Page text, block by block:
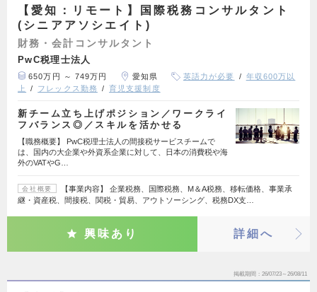
【愛知：リモート】国際税務コンサルタント
(シニアアソシエイト)
財務・会計コンサルタント
PwC税理士法人
650万円 ～ 749万円 愛知県 英語力が必要
年収600万以
上
フレックス勤務 育児支援制度
新チーム立ち上げポジション／ワークライ
フバランス◎／スキルを活かせる
【職務概要】 PwC税理士法人の間接税サービスチームで
は、国内の大企業や外資系企業に対して、日本の消費税や海
外のVATやG…
会社概要
【事業内容】 企業税務、国際税務、M＆A税務、移転価格、事業承
継・資産税、間接税、関税・貿易、アウトソーシング、税務DX支…
興味あり 詳細へ
掲載期間 26/07/23～26/08/11